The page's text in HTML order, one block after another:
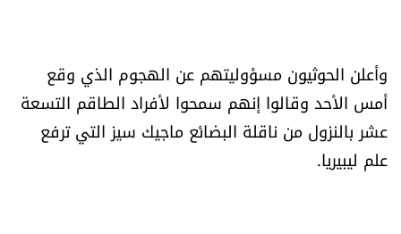
فصل من كتاب
اقرأ تضحك
كاميرا
وأعلن الحوثيون مسؤوليتهم عن الهجوم الذي وقع
أمس الأحد وقالوا إنهم سمحوا لأفراد الطاقم التسعة
عشر بالنزول من ناقلة البضائع ماجيك سيز التي ترفع
علم ليبيريا.